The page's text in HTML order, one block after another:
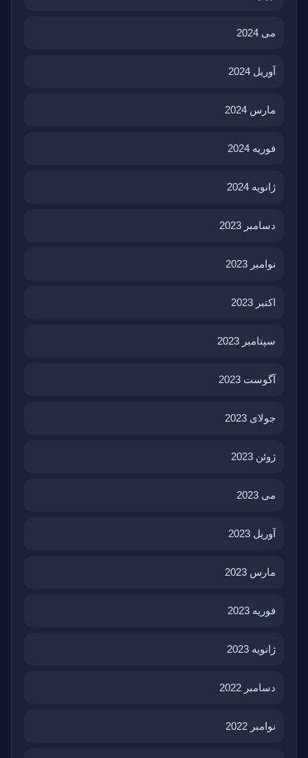
می 2024
آوریل 2024
مارس 2024
فوریه 2024
ژانویه 2024
دسامبر 2023
نوامبر 2023
اکتبر 2023
سپتامبر 2023
آگوست 2023
جولای 2023
ژوئن 2023
می 2023
آوریل 2023
مارس 2023
فوریه 2023
ژانویه 2023
دسامبر 2022
نوامبر 2022